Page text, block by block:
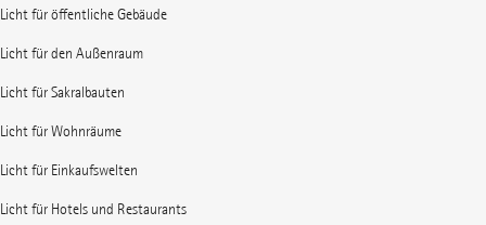
Licht für öffentliche Gebäude
Licht für den Außenraum
Licht für Sakralbauten
Licht für Wohnräume
Licht für Einkaufswelten
Licht für Hotels und Restaurants